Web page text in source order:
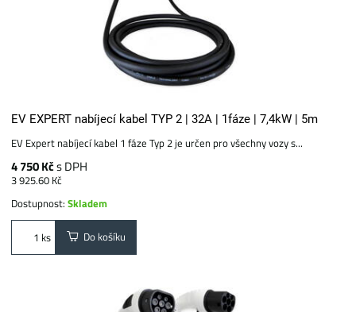
EV EXPERT nabíjecí kabel TYP 2 | 32A | 1fáze | 7,4kW | 5m
EV Expert nabíjecí kabel 1 fáze Typ 2 je určen pro všechny vozy s...
4 750 Kčs DPH
3 925.60 Kč
Dostupnost:Skladem
ks Do košíku